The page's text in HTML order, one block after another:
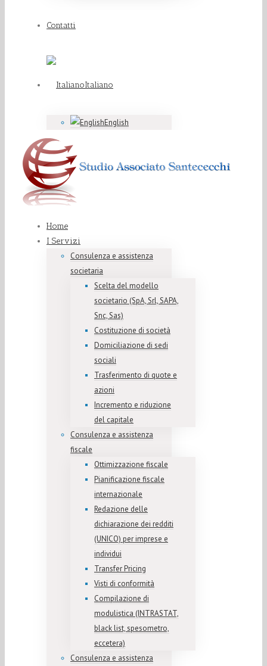
Contatti
Italiano
English
Home
I Servizi
Consulenza e assistenza
societaria
Scelta del modello
societario (SpA, Srl, SAPA,
Snc, Sas)
Costituzione di società
Domiciliazione di sedi
sociali
Trasferimento di quote e
azioni
Incremento e riduzione
del capitale
Consulenza e assistenza
fiscale
Ottimizzazione fiscale
Pianificazione fiscale
internazionale
Redazione delle
dichiarazione dei redditi
(UNICO) per imprese e
individui
Transfer Pricing
Visti di conformità
Compilazione di
modulistica (INTRASTAT,
black list, spesometro,
eccetera)
Consulenza e assistenza